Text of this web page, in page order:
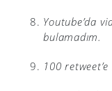
Youtube’da
bulamadım.
100